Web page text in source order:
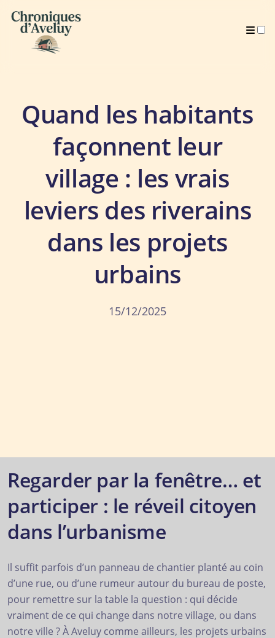
Quand les habitants
façonnent leur
village : les vrais
leviers des riverains
dans les projets
urbains
15/12/2025
Regarder par la fenêtre… et
participer : le réveil citoyen
dans l’urbanisme
Il suffit parfois d’un panneau de chantier planté au coin
d’une rue, ou d’une rumeur autour du bureau de poste,
pour remettre sur la table la question : qui décide
vraiment de ce qui change dans notre village, ou dans
notre ville ? À Aveluy comme ailleurs, les projets urbains